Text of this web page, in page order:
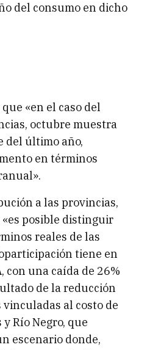
del consumo en dicho
«en el caso del
octubre muestra
del último año,
en términos
a las provincias,
«es posible distinguir
reales de las
tiene en
con una caída de 26%
de la reducción
al costo de
Río Negro, que
escenario donde,